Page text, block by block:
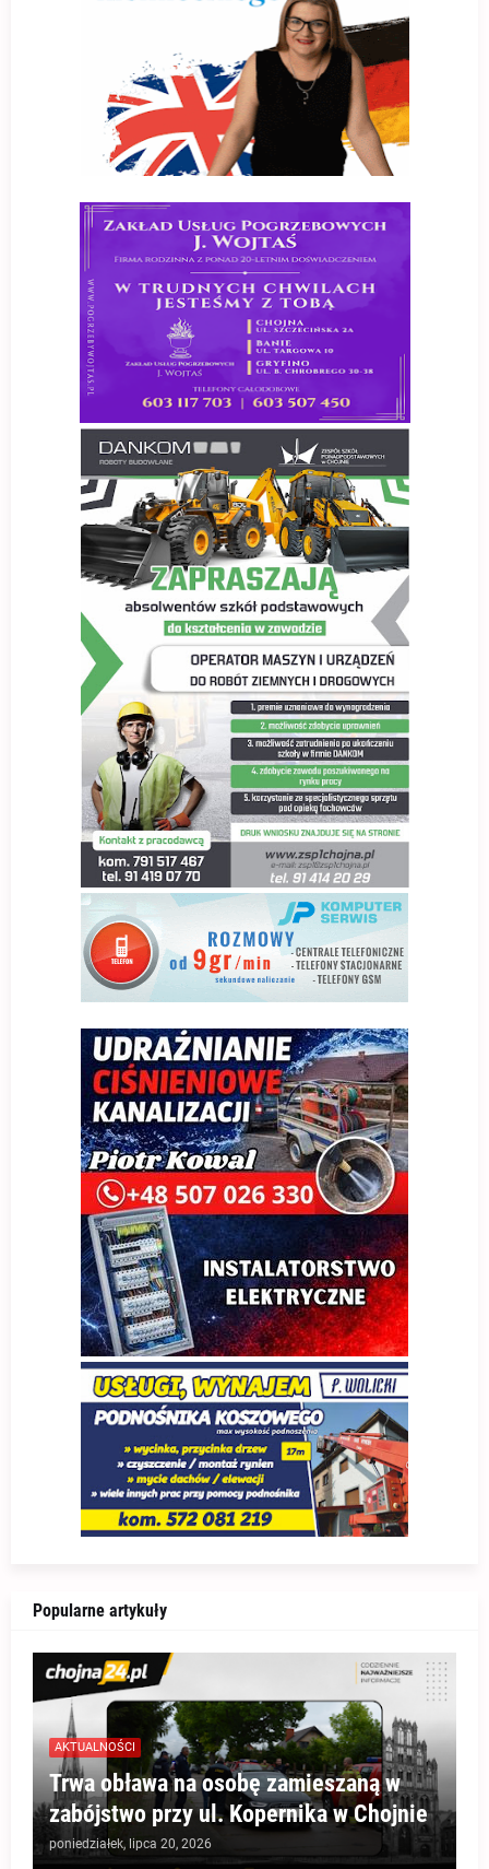
Popularne artykuły
AKTUALNOŚCI
Trwa obława na osobę zamieszaną w
zabójstwo przy ul. Kopernika w Chojnie
poniedziałek, lipca 20, 2026